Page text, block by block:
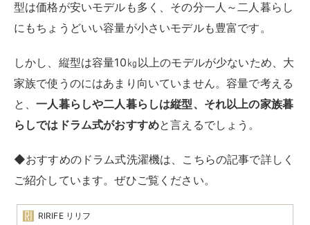
RIRIFE リリフ
おすすめのドラム式洗濯機を紹介！容量や価格の
洗濯から乾燥までおまかせできるドラム式洗濯機は、便利な分、お値段が
高いですよね。また、縦型式洗濯機と比較すると機能も多数搭載されてい
て、自分には使いこなせるのかどうか疑問に思う人もいるでしょう。本...